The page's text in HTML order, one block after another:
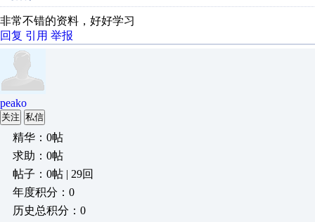
非常不错的资料，好好学习
回复 引用 举报
peako
关注 私信
精华：0帖
求助：0帖
帖子：0帖 | 29回
年度积分：0
历史总积分：0